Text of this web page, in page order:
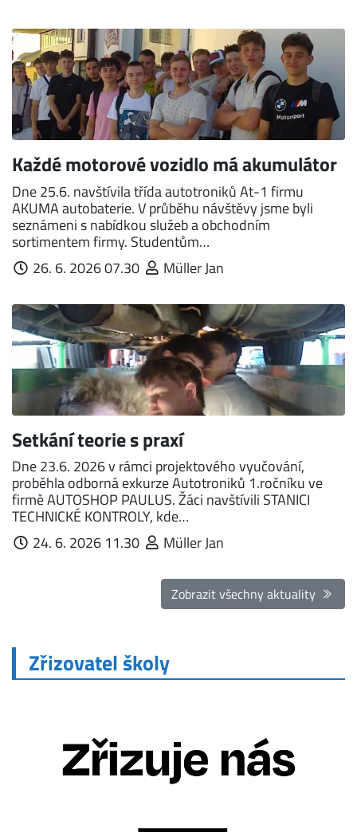
Každé motorové vozidlo má akumulátor
Dne 25.6. navštívila třída autotroniků At-1 firmu
AKUMA autobaterie. V průběhu návštěvy jsme byli
seznámeni s nabídkou služeb a obchodním
sortimentem firmy. Studentům…
26. 6. 2026 07.30
Müller Jan
Setkání teorie s praxí
Dne 23.6. 2026 v rámci projektového vyučování,
proběhla odborná exkurze Autotroniků 1.ročníku ve
firmě AUTOSHOP PAULUS. Žáci navštívili STANICI
TECHNICKÉ KONTROLY, kde…
24. 6. 2026 11.30
Müller Jan
Zobrazit všechny aktuality
Zřizovatel školy